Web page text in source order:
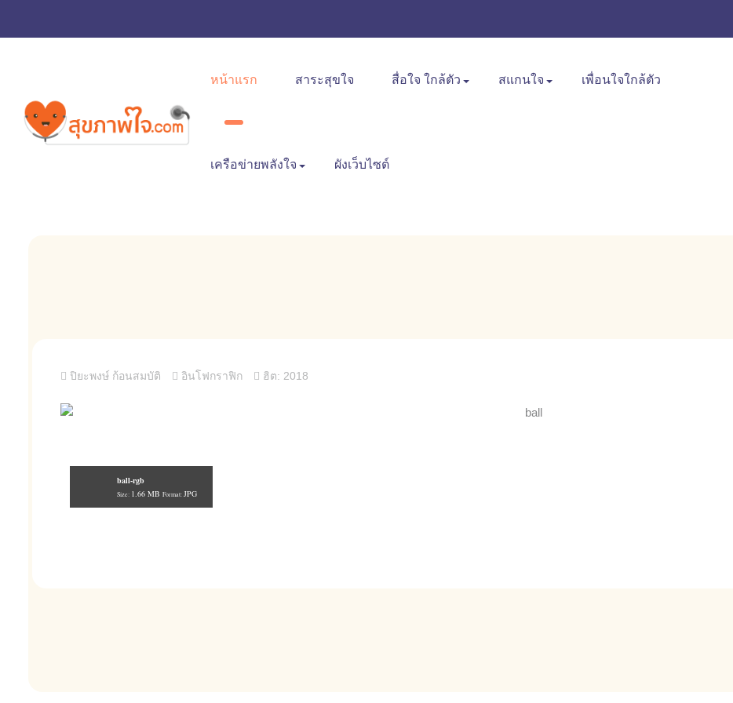
หน้าแรก สาระสุขใจ สื่อใจ ใกล้ตัว สแกนใจ เพื่อนใจใกล้ตัว
เครือข่ายพลังใจ ผังเว็บไซต์
ปิยะพงษ์ ก้อนสมบัติ อินโฟกราฟิก ฮิต: 2018
ball-rgb
Size: 1.66 MB Format: JPG